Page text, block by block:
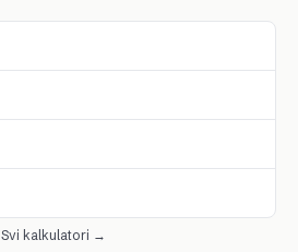
Svi kalkulatori →